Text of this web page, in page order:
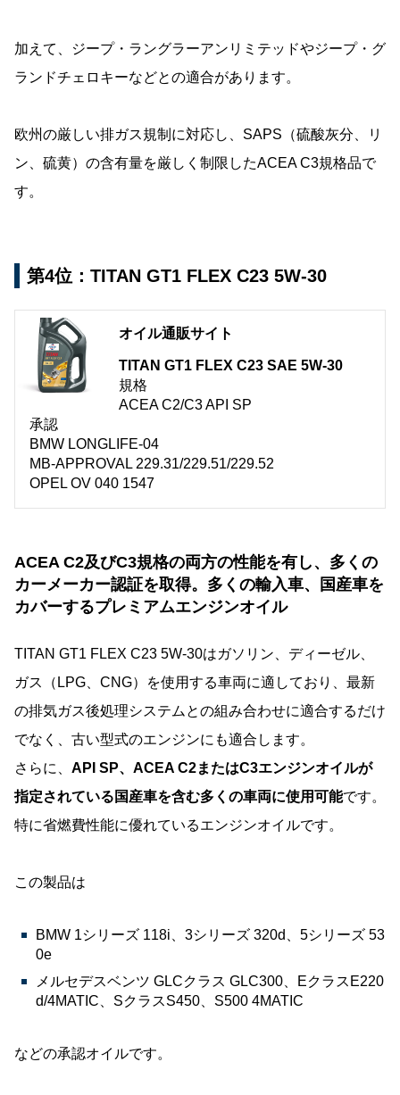
加えて、ジープ・ラングラーアンリミテッドやジープ・グ
ランドチェロキーなどとの適合があります。
欧州の厳しい排ガス規制に対応し、SAPS（硫酸灰分、リ
ン、硫黄）の含有量を厳しく制限したACEA C3規格品で
す。
第4位：TITAN GT1 FLEX C23 5W-30
オイル通販サイト
TITAN GT1 FLEX C23 SAE 5W-30
規格
ACEA C2/C3 API SP
承認
BMW LONGLIFE-04
MB-APPROVAL 229.31/229.51/229.52
OPEL OV 040 1547
ACEA C2及びC3規格の両方の性能を有し、多くの
カーメーカー認証を取得。多くの輸入車、国産車を
カバーするプレミアムエンジンオイル
TITAN GT1 FLEX C23 5W-30はガソリン、ディーゼル、
ガス（LPG、CNG）を使用する車両に適しており、最新
の排気ガス後処理システムとの組み合わせに適合するだけ
でなく、古い型式のエンジンにも適合します。
さらに、 API SP、ACEA C2またはC3エンジンオイルが
指定されている国産車を含む多くの車両に使用可能です。
特に省燃費性能に優れているエンジンオイルです。
この製品は
BMW 1シリーズ 118i、3シリーズ 320d、5シリーズ 53
0e
メルセデスベンツ GLCクラス GLC300、EクラスE220
d/4MATIC、SクラスS450、S500 4MATIC
などの承認オイルです。